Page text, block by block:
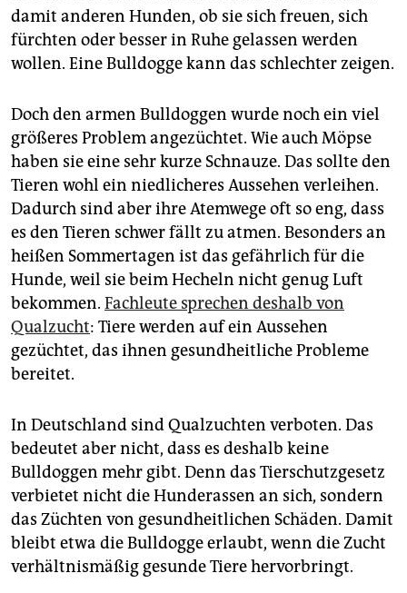
damit anderen Hunden, ob sie sich freuen, sich
fürchten oder besser in Ruhe gelassen werden
wollen. Eine Bulldogge kann das schlechter zeigen.
Doch den armen Bulldoggen wurde noch ein viel
größeres Problem angezüchtet. Wie auch Möpse
haben sie eine sehr kurze Schnauze. Das sollte den
Tieren wohl ein niedlicheres Aussehen verleihen.
Dadurch sind aber ihre Atemwege oft so eng, dass
es den Tieren schwer fällt zu atmen. Besonders an
heißen Sommertagen ist das gefährlich für die
Hunde, weil sie beim Hecheln nicht genug Luft
bekommen. Fachleute sprechen deshalb von
Qualzucht: Tiere werden auf ein Aussehen
gezüchtet, das ihnen gesundheitliche Probleme
bereitet.
In Deutschland sind Qualzuchten verboten. Das
bedeutet aber nicht, dass es deshalb keine
Bulldoggen mehr gibt. Denn das Tierschutzgesetz
verbietet nicht die Hunderassen an sich, sondern
das Züchten von gesundheitlichen Schäden. Damit
bleibt etwa die Bulldogge erlaubt, wenn die Zucht
verhältnismäßig gesunde Tiere hervorbringt.